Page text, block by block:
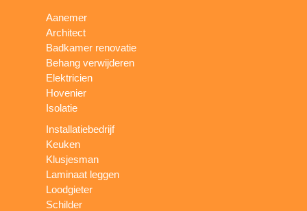
Aanemer
Architect
Badkamer renovatie
Behang verwijderen
Elektricien
Hovenier
Isolatie
Installatiebedrijf
Keuken
Klusjesman
Laminaat leggen
Loodgieter
Schilder